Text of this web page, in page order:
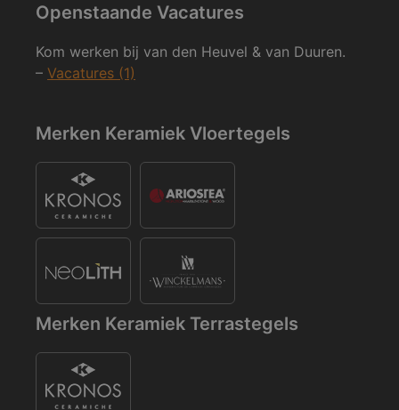
Openstaande Vacatures
Kom werken bij van den Heuvel & van Duuren.
– Vacatures (1)
Merken Keramiek Vloertegels
Merken Keramiek Terrastegels